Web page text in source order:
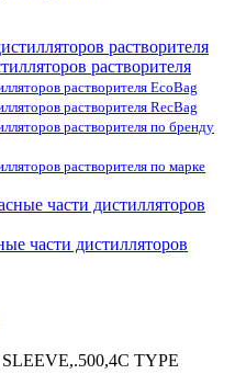
растворителя
растворителя EcoBag
растворителя RecBag
растворителя по бренду
растворителя по марке
части дистилляторов
TYPE